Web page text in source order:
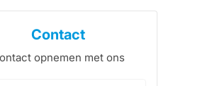
Contact
opnemen met ons